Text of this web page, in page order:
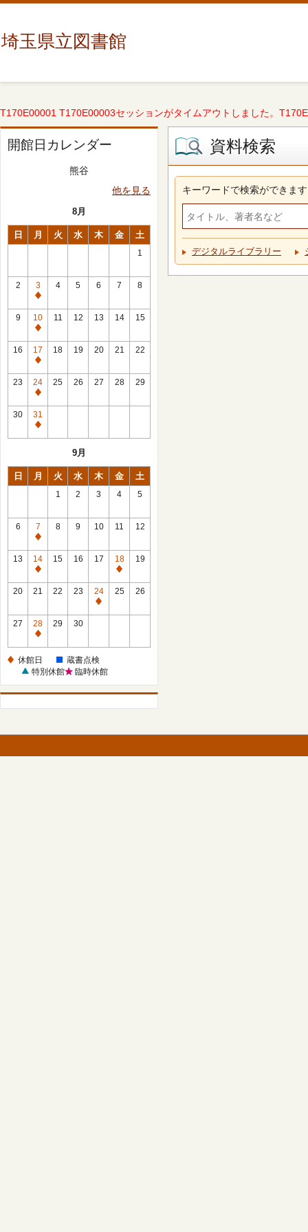
埼玉県立図書館
T170E00001 T170E00003セッションがタイムアウトしました。
開館日カレンダー
熊谷
他を見る
8月
日 月 火 水 木 金 土
1
2
3
休
館
日
4 5 6 7 8
9
10
休
館
日
11 12 13 14 15
16
17
休
館
日
18 19 20 21 22
23
24
休
館
日
25 26 27 28 29
30
31
休
9月
日 月 火 水 木 金 土
1 2 3 4 5
6
7
休
館
日
8 9 10 11 12
13
14
休
館
15 16 17
18
休
館
19
20 21 22 23
24
休
25 26
27
28
休
日
29 30
休館日
蔵書点検
特別休館
臨時休館
資料検索
キーワードで検索ができます
デジタルライブラリー